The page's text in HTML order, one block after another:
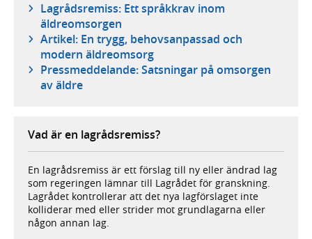
Lagrådsremiss: Ett språkkrav inom
äldreomsorgen
Artikel: En trygg, behovsanpassad och
modern äldreomsorg
Pressmeddelande: Satsningar på omsorgen
av äldre
Vad är en lagrådsremiss?
En lagrådsremiss är ett förslag till ny eller ändrad lag
som regeringen lämnar till Lagrådet för granskning.
Lagrådet kontrollerar att det nya lagförslaget inte
kolliderar med eller strider mot grundlagarna eller
någon annan lag.